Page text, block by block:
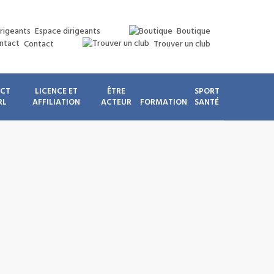
Espace dirigeants
Boutique
Contact
Trouver un club
LICENCE ET
AFFILIATION
ÊTRE
ACTEUR
FORMATION
SPORT
SANTÉ